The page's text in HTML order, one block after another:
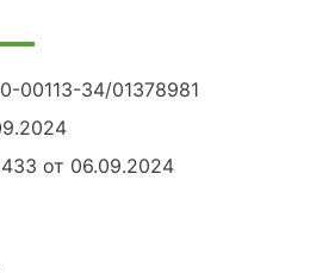
00113-34/01378981
от 06.09.2024